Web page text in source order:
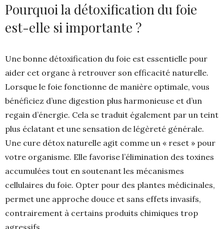
Pourquoi la détoxification du foie
est-elle si importante ?
Une bonne détoxification du foie est essentielle pour
aider cet organe à retrouver son efficacité naturelle.
Lorsque le foie fonctionne de manière optimale, vous
bénéficiez d’une digestion plus harmonieuse et d’un
regain d’énergie. Cela se traduit également par un teint
plus éclatant et une sensation de légèreté générale.
Une cure détox naturelle agit comme un « reset » pour
votre organisme. Elle favorise l’élimination des toxines
accumulées tout en soutenant les mécanismes
cellulaires du foie. Opter pour des plantes médicinales,
permet une approche douce et sans effets invasifs,
contrairement à certains produits chimiques trop